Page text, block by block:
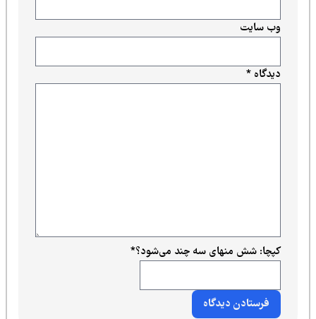
دیدگاه*
وب‌ سایت
کپچا: شش منهای سه چند می‌شود؟*